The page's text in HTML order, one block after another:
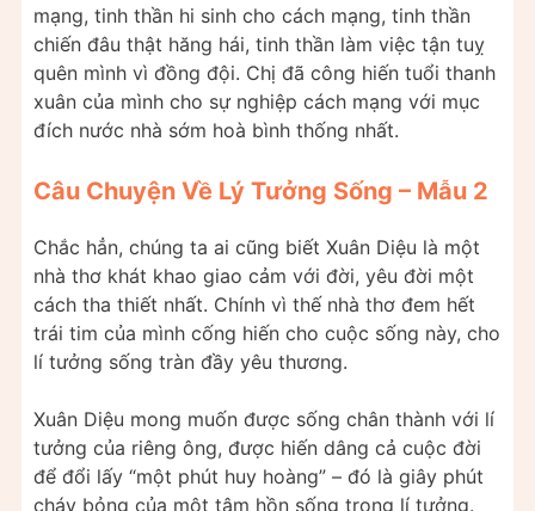
mạng, tinh thần hi sinh cho cách mạng, tinh thần
chiến đâu thật hăng hái, tinh thần làm việc tận tuỵ
quên mình vì đồng đội. Chị đã công hiến tuổi thanh
xuân của mình cho sự nghiệp cách mạng với mục
đích nước nhà sớm hoà bình thống nhất.
Câu Chuyện Về Lý Tưởng Sống – Mẫu 2
Chắc hẳn, chúng ta ai cũng biết Xuân Diệu là một
nhà thơ khát khao giao cảm với đời, yêu đời một
cách tha thiết nhất. Chính vì thế nhà thơ đem hết
trái tim của mình cống hiến cho cuộc sống này, cho
lí tưởng sống tràn đầy yêu thương.
Xuân Diệu mong muốn được sống chân thành với lí
tưởng của riêng ông, được hiến dâng cả cuộc đời
để đổi lấy “một phút huy hoàng” – đó là giây phút
cháy bỏng của một tâm hồn sống trong lí tưởng.